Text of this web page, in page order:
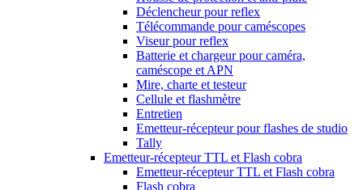
Déclencheur pour reflex
Télécommande pour caméscopes
Viseur pour reflex
Batterie et chargeur pour caméra,
caméscope et APN
Mire, charte et testeur
Cellule et flashmètre
Entretien
Emetteur-récepteur pour flashes de studio
Tally
Emetteur-récepteur TTL et Flash cobra
Emetteur-récepteur TTL et Flash cobra
Flash cobra